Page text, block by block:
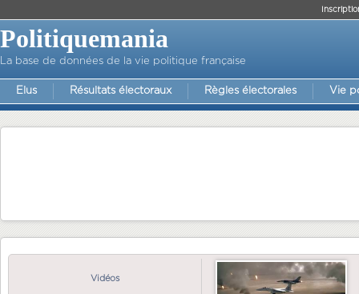
Politiquemania
La base de données de la vie politique française
Elus Résultats électoraux Règles électorales Vie
Vidéos